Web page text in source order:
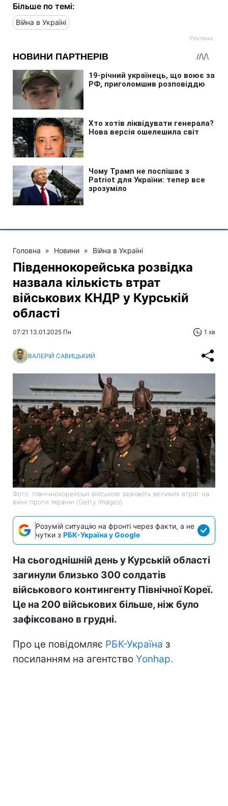
Більше по темі:
Війна в Україні
Головна » Новини » Війна в Україні
Південнокорейська розвідка
назвала кількість втрат
військових КНДР у Курській
області
07:21 13.01.2025 Пн 1 хв
ВАЛЕРІЙ САВИЦЬКИЙ
Фото: північнокорейські військові зазнають великих втрат на
війні проти України (Getty Images)
Розумій ситуацію на фронті через факти, а не
чутки з РБК-Україна у Google
На сьогоднішній день у Курській області
загинули близько 300 солдатів
військового контингенту Північної Кореї.
Це на 200 військових більше, ніж було
зафіксовано в грудні.
Про це повідомляє РБК-Україна з
посиланням на агентство Yonhap.